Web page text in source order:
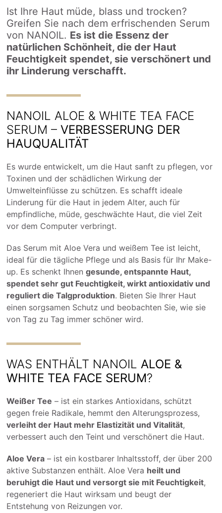
Ist Ihre Haut müde, blass und trocken?
Greifen Sie nach dem erfrischenden Serum
von NANOIL. Es ist die Essenz der
natürlichen Schönheit, die der Haut
Feuchtigkeit spendet, sie verschönert und
ihr Linderung verschafft.
NANOIL ALOE & WHITE TEA FACE
SERUM –VERBESSERUNG DER
HAUQUALITÄT
Es wurde entwickelt, um die Haut sanft zu pflegen, vor
Toxinen und der schädlichen Wirkung der
Umwelteinflüsse zu schützen. Es schafft ideale
Linderung für die Haut in jedem Alter, auch für
empfindliche, müde, geschwächte Haut, die viel Zeit
vor dem Computer verbringt.
Das Serum mit Aloe Vera und weißem Tee ist leicht,
ideal für die tägliche Pflege und als Basis für Ihr Make-
up. Es schenkt Ihnengesunde, entspannte Haut,
spendet sehr gut Feuchtigkeit, wirkt antioxidativ und
reguliert die Talgproduktion. Bieten Sie Ihrer Haut
einen sorgsamen Schutz und beobachten Sie, wie sie
von Tag zu Tag immer schöner wird.
WAS ENTHÄLT NANOILALOE &
WHITE TEA FACE SERUM?
Weißer Tee – ist ein starkes Antioxidans, schützt
gegen freie Radikale, hemmt den Alterungsprozess,
verleiht der Haut mehr Elastizität und Vitalität,
verbessert auch den Teint und verschönert die Haut.
Aloe Vera – ist ein kostbarer Inhaltsstoff, der über 200
aktive Substanzen enthält. Aloe Vera heilt und
beruhigt die Haut und versorgt sie mit Feuchtigkeit,
regeneriert die Haut wirksam und beugt der
Entstehung von Reizungen vor.